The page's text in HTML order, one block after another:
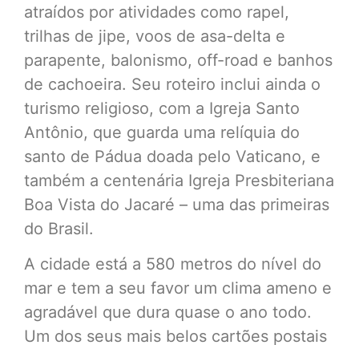
atraídos por atividades como rapel,
trilhas de jipe, voos de asa-delta e
parapente, balonismo, off-road e banhos
de cachoeira. Seu roteiro inclui ainda o
turismo religioso, com a Igreja Santo
Antônio, que guarda uma relíquia do
santo de Pádua doada pelo Vaticano, e
também a centenária Igreja Presbiteriana
Boa Vista do Jacaré – uma das primeiras
do Brasil.
A cidade está a 580 metros do nível do
mar e tem a seu favor um clima ameno e
agradável que dura quase o ano todo.
Um dos seus mais belos cartões postais